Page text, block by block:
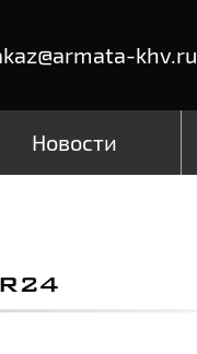
khv.ru
Новости